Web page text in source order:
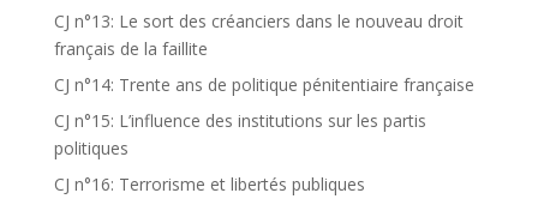
CJ n°13: Le sort des créanciers dans le nouveau droit
français de la faillite
CJ n°14: Trente ans de politique pénitentiaire française
CJ n°15: L’influence des institutions sur les partis
politiques
CJ n°16: Terrorisme et libertés publiques